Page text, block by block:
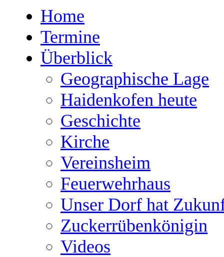
Home
Termine
Überblick
Geographische Lage
Haidenkofen heute
Geschichte
Kirche
Vereinsheim
Feuerwehrhaus
Unser Dorf hat
Zuckerrübenkönigin
Videos